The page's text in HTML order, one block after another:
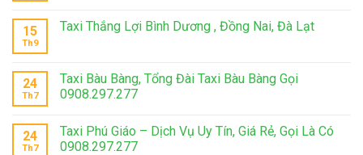
15
Th9
Taxi Thắng Lợi Bình Dương , Đồng Nai, Đà Lạt
24
Th7
Taxi Bàu Bàng, Tổng Đài Taxi Bàu Bàng Gọi
0908.297.277
24
Th7
Taxi Phú Giáo – Dịch Vụ Uy Tín, Giá Rẻ, Gọi Là Có
0908.297.277